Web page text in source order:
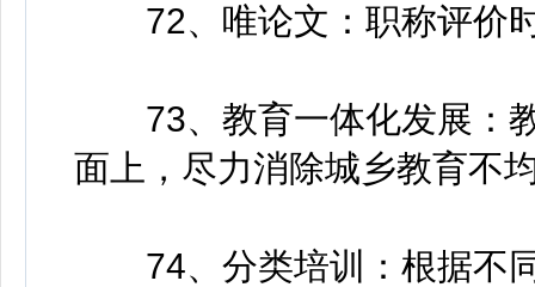
72、唯论文：职称评价时
73、教育一体化发展：教
面上，尽力消除城乡教育不
74、分类培训：根据不同